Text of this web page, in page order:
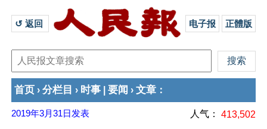
↺ 返回 电子报 正體版
首页 › 分栏目 › 时事 要闻 › 文章 ：
2019年3月31日 发表 人气： 413,502